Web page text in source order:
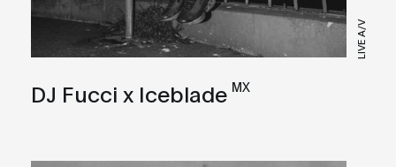
LIVE A/V
DJ Fucci x Iceblade MX